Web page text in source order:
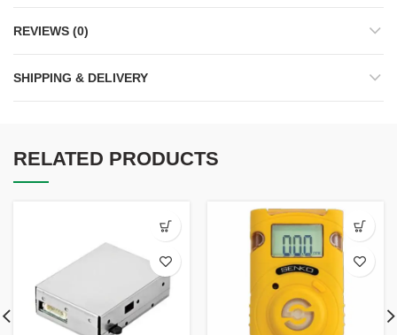
REVIEWS (0)
SHIPPING & DELIVERY
RELATED PRODUCTS